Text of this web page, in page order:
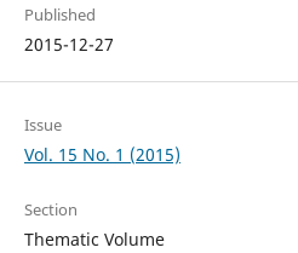
Published
2015-12-27
Issue
Vol. 15 No. 1 (2015)
Section
Thematic Volume